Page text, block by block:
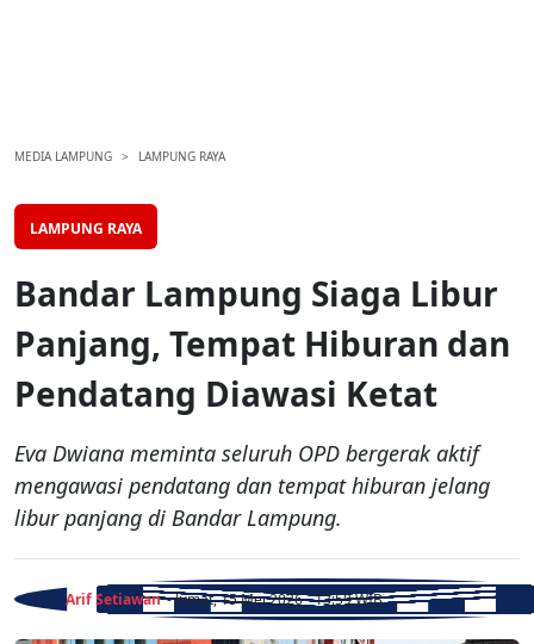
MEDIA LAMPUNG LAMPUNG RAYA
LAMPUNG RAYA
Bandar Lampung Siaga Libur
Panjang, Tempat Hiburan dan
Pendatang Diawasi Ketat
Eva Dwiana meminta seluruh OPD bergerak aktif
mengawasi pendatang dan tempat hiburan jelang
libur panjang di Bandar Lampung.
Arif Setiawan - Jumat, 15 Mei 2026 - 13:59 WIB